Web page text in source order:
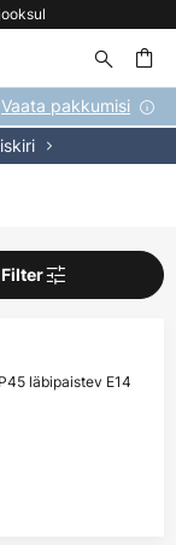
Vaata pakkumisi
Filter
läbipaistev E14